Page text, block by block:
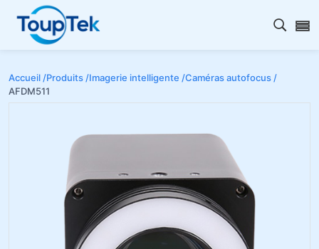
Ouvrir
Accueil /Produits /Imagerie intelligente /Caméras autofocus /
AFDM511